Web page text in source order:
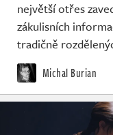
největší otřes
zákulisních
tradičně
Michal Burian